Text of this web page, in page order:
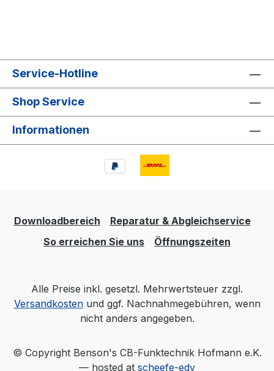
Service-Hotline
Shop Service
Informationen
Downloadbereich
Reparatur & Abgleichservice
So erreichen Sie uns
Öffnungszeiten
Alle Preise inkl. gesetzl. Mehrwertsteuer zzgl.
Versandkostenund ggf. Nachnahmegebühren, wenn
nicht anders angegeben.
© Copyright Benson's CB-Funktechnik Hofmann e.K.
— hosted at scheefe-edv